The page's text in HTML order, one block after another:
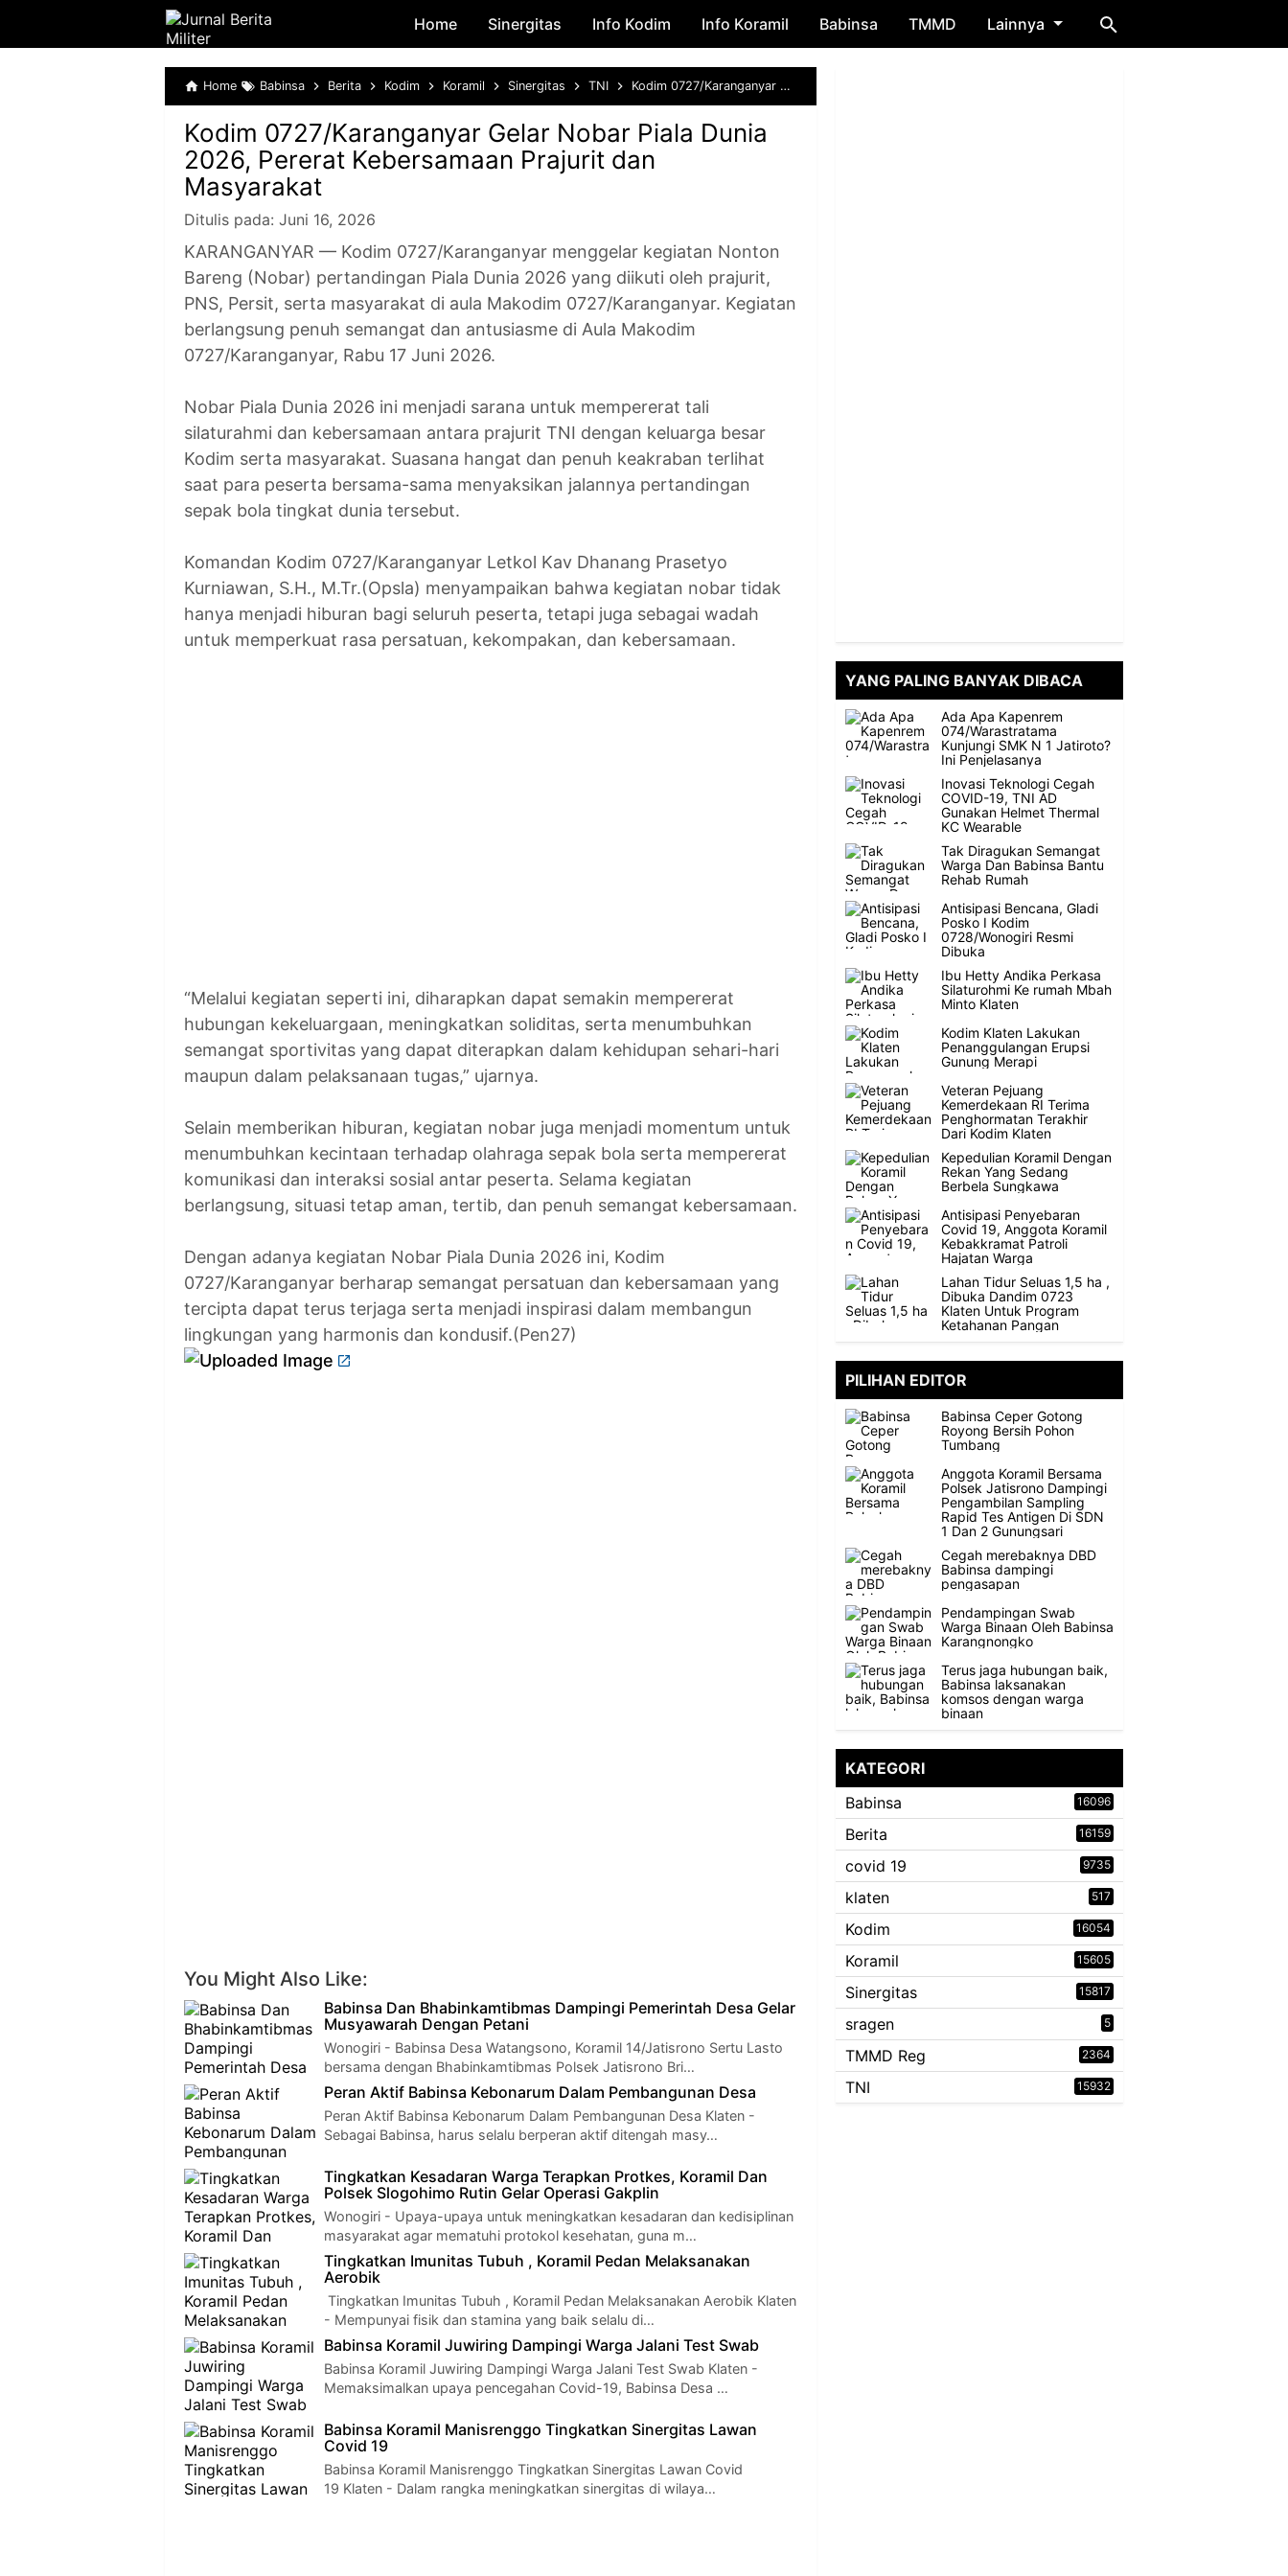
Skip to main content
Home Sinergitas Info Kodim Info Koramil Babinsa TMMD Lainnya
Home Babinsa Berita Kodim Koramil Sinergitas TNI Kodim 0727/Karanganyar Gelar Nobar Piala Dunia 2026, Pererat Kebersamaan Prajurit dan Masyarakat
Kodim 0727/Karanganyar Gelar Nobar Piala Dunia
2026, Pererat Kebersamaan Prajurit dan
Masyarakat
Ditulis pada: Juni 16, 2026
KARANGANYAR — Kodim 0727/Karanganyar menggelar kegiatan Nonton
Bareng (Nobar) pertandingan Piala Dunia 2026 yang diikuti oleh prajurit,
PNS, Persit, serta masyarakat di aula Makodim 0727/Karanganyar. Kegiatan
berlangsung penuh semangat dan antusiasme di Aula Makodim
0727/Karanganyar, Rabu 17 Juni 2026.
Nobar Piala Dunia 2026 ini menjadi sarana untuk mempererat tali
silaturahmi dan kebersamaan antara prajurit TNI dengan keluarga besar
Kodim serta masyarakat. Suasana hangat dan penuh keakraban terlihat
saat para peserta bersama-sama menyaksikan jalannya pertandingan
sepak bola tingkat dunia tersebut.
Komandan Kodim 0727/Karanganyar Letkol Kav Dhanang Prasetyo
Kurniawan, S.H., M.Tr.(Opsla) menyampaikan bahwa kegiatan nobar tidak
hanya menjadi hiburan bagi seluruh peserta, tetapi juga sebagai wadah
untuk memperkuat rasa persatuan, kekompakan, dan kebersamaan.
“Melalui kegiatan seperti ini, diharapkan dapat semakin mempererat
hubungan kekeluargaan, meningkatkan soliditas, serta menumbuhkan
semangat sportivitas yang dapat diterapkan dalam kehidupan sehari-hari
maupun dalam pelaksanaan tugas,” ujarnya.
Selain memberikan hiburan, kegiatan nobar juga menjadi momentum untuk
menumbuhkan kecintaan terhadap olahraga sepak bola serta mempererat
komunikasi dan interaksi sosial antar peserta. Selama kegiatan
berlangsung, situasi tetap aman, tertib, dan penuh semangat kebersamaan.
Dengan adanya kegiatan Nobar Piala Dunia 2026 ini, Kodim
0727/Karanganyar berharap semangat persatuan dan kebersamaan yang
tercipta dapat terus terjaga serta menjadi inspirasi dalam membangun
lingkungan yang harmonis dan kondusif.(Pen27)
You Might Also Like:
Babinsa Dan Bhabinkamtibmas Dampingi Pemerintah Desa Gelar
Musyawarah Dengan Petani
Wonogiri - Babinsa Desa Watangsono, Koramil 14/Jatisrono Sertu Lasto
bersama dengan Bhabinkamtibmas Polsek Jatisrono Bri…
Peran Aktif Babinsa Kebonarum Dalam Pembangunan Desa
Peran Aktif Babinsa Kebonarum Dalam Pembangunan Desa Klaten -
Sebagai Babinsa, harus selalu berperan aktif ditengah masy…
Tingkatkan Kesadaran Warga Terapkan Protkes, Koramil Dan
Polsek Slogohimo Rutin Gelar Operasi Gakplin
Wonogiri - Upaya-upaya untuk meningkatkan kesadaran dan kedisiplinan
masyarakat agar mematuhi protokol kesehatan, guna m…
Tingkatkan Imunitas Tubuh , Koramil Pedan Melaksanakan
Aerobik
Tingkatkan Imunitas Tubuh , Koramil Pedan Melaksanakan Aerobik Klaten
- Mempunyai fisik dan stamina yang baik selalu di…
Babinsa Koramil Juwiring Dampingi Warga Jalani Test Swab
Babinsa Koramil Juwiring Dampingi Warga Jalani Test Swab Klaten -
Memaksimalkan upaya pencegahan Covid-19, Babinsa Desa …
Babinsa Koramil Manisrenggo Tingkatkan Sinergitas Lawan
Covid 19
Babinsa Koramil Manisrenggo Tingkatkan Sinergitas Lawan Covid
19 Klaten - Dalam rangka meningkatkan sinergitas di wilaya…
YANG PALING BANYAK DIBACA
Ada Apa Kapenrem
074/Warastratama
Kunjungi SMK N 1 Jatiroto?
Ini Penjelasanya
Inovasi Teknologi Cegah
COVID-19, TNI AD
Gunakan Helmet Thermal
KC Wearable
Tak Diragukan Semangat
Warga Dan Babinsa Bantu
Rehab Rumah
Antisipasi Bencana, Gladi
Posko I Kodim
0728/Wonogiri Resmi
Dibuka
Ibu Hetty Andika Perkasa
Silaturohmi Ke rumah Mbah
Minto Klaten
Kodim Klaten Lakukan
Penanggulangan Erupsi
Gunung Merapi
Veteran Pejuang
Kemerdekaan RI Terima
Penghormatan Terakhir
Dari Kodim Klaten
Kepedulian Koramil Dengan
Rekan Yang Sedang
Berbela Sungkawa
Antisipasi Penyebaran
Covid 19, Anggota Koramil
Kebakkramat Patroli
Hajatan Warga
Lahan Tidur Seluas 1,5 ha ,
Dibuka Dandim 0723
Klaten Untuk Program
Ketahanan Pangan
PILIHAN EDITOR
Babinsa Ceper Gotong
Royong Bersih Pohon
Tumbang
Anggota Koramil Bersama
Polsek Jatisrono Dampingi
Pengambilan Sampling
Rapid Tes Antigen Di SDN
1 Dan 2 Gunungsari
Cegah merebaknya DBD
Babinsa dampingi
pengasapan
Pendampingan Swab
Warga Binaan Oleh Babinsa
Karangnongko
Terus jaga hubungan baik,
Babinsa laksanakan
komsos dengan warga
binaan
KATEGORI
Babinsa
16096
Berita 16159
covid 19 9735
klaten 517
Kodim 16054
Koramil 15605
Sinergitas 15817
sragen 5
TMMD Reg 2364
TNI 15932